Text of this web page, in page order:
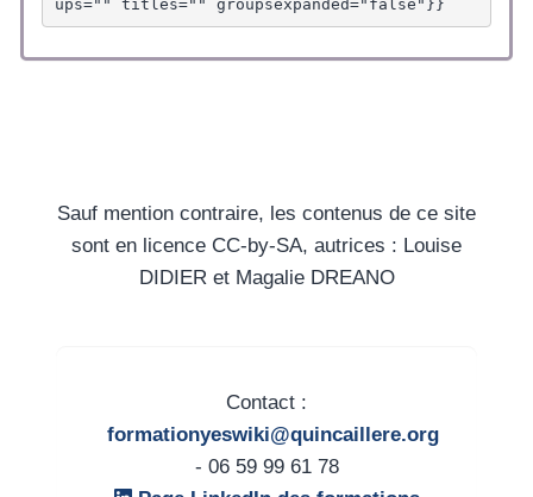
ups="" titles="" groupsexpanded="false"}}
Sauf mention contraire, les contenus de ce site
sont en licence CC-by-SA, autrices : Louise
DIDIER et Magalie DREANO
Contact :
formationyeswiki@quincaillere.org
- 06 59 99 61 78